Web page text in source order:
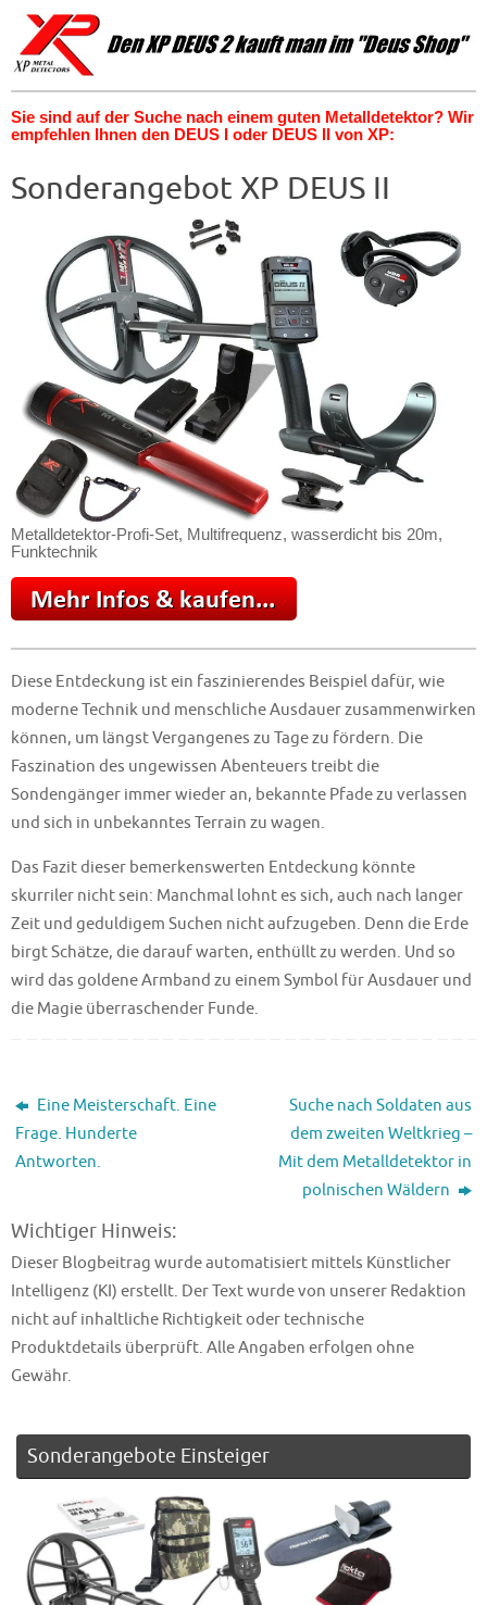
Sie sind auf der Suche nach einem guten Metalldetektor? Wir
empfehlen Ihnen den DEUS I oder DEUS II von XP:
Sonderangebot XP DEUS II
Metalldetektor-Profi-Set, Multifrequenz, wasserdicht bis 20m,
Funktechnik
Diese Entdeckung ist ein faszinierendes Beispiel dafür, wie
moderne Technik und menschliche Ausdauer zusammenwirken
können, um längst Vergangenes zu Tage zu fördern. Die
Faszination des ungewissen Abenteuers treibt die
Sondengänger immer wieder an, bekannte Pfade zu verlassen
und sich in unbekanntes Terrain zu wagen.
Das Fazit dieser bemerkenswerten Entdeckung könnte
skurriler nicht sein: Manchmal lohnt es sich, auch nach langer
Zeit und geduldigem Suchen nicht aufzugeben. Denn die Erde
birgt Schätze, die darauf warten, enthüllt zu werden. Und so
wird das goldene Armband zu einem Symbol für Ausdauer und
die Magie überraschender Funde.
Eine Meisterschaft. Eine
Frage. Hunderte
Antworten.
Suche nach Soldaten aus
dem zweiten Weltkrieg –
Mit dem Metalldetektor in
polnischen Wäldern
Wichtiger Hinweis:
Dieser Blogbeitrag wurde automatisiert mittels Künstlicher
Intelligenz (KI) erstellt. Der Text wurde von unserer Redaktion
nicht auf inhaltliche Richtigkeit oder technische
Produktdetails überprüft. Alle Angaben erfolgen ohne
Gewähr.
Sonderangebote Einsteiger